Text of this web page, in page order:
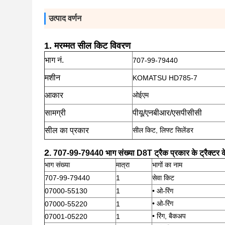
उत्पाद वर्णन
1. मरम्मत सील किट विवरण
भाग नं. 707-99-79440
मशीन KOMATSU HD785-7
आकार ओईएम
सामग्री पीयू/एनबीआर/एसपीसीसी
सील का प्रकार सील किट, लिफ्ट सिलेंडर
2. 707-99-79440 भाग संख्या D8T ट्रैक प्रकार के ट्रैक्टर
भाग संख्या मात्रा
भागों का नाम
707-99-79440
1
सेवा किट
07000-55130
1
• ओ-रिंग
07000-55220
1
• ओ-रिंग
07001-05220
1
• रिंग, बैकअप